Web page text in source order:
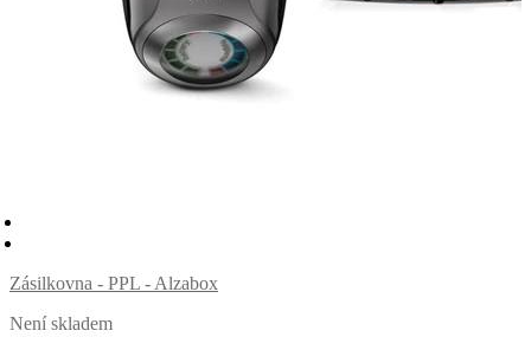
Zásilkovna - PPL - Alzabox
Není skladem